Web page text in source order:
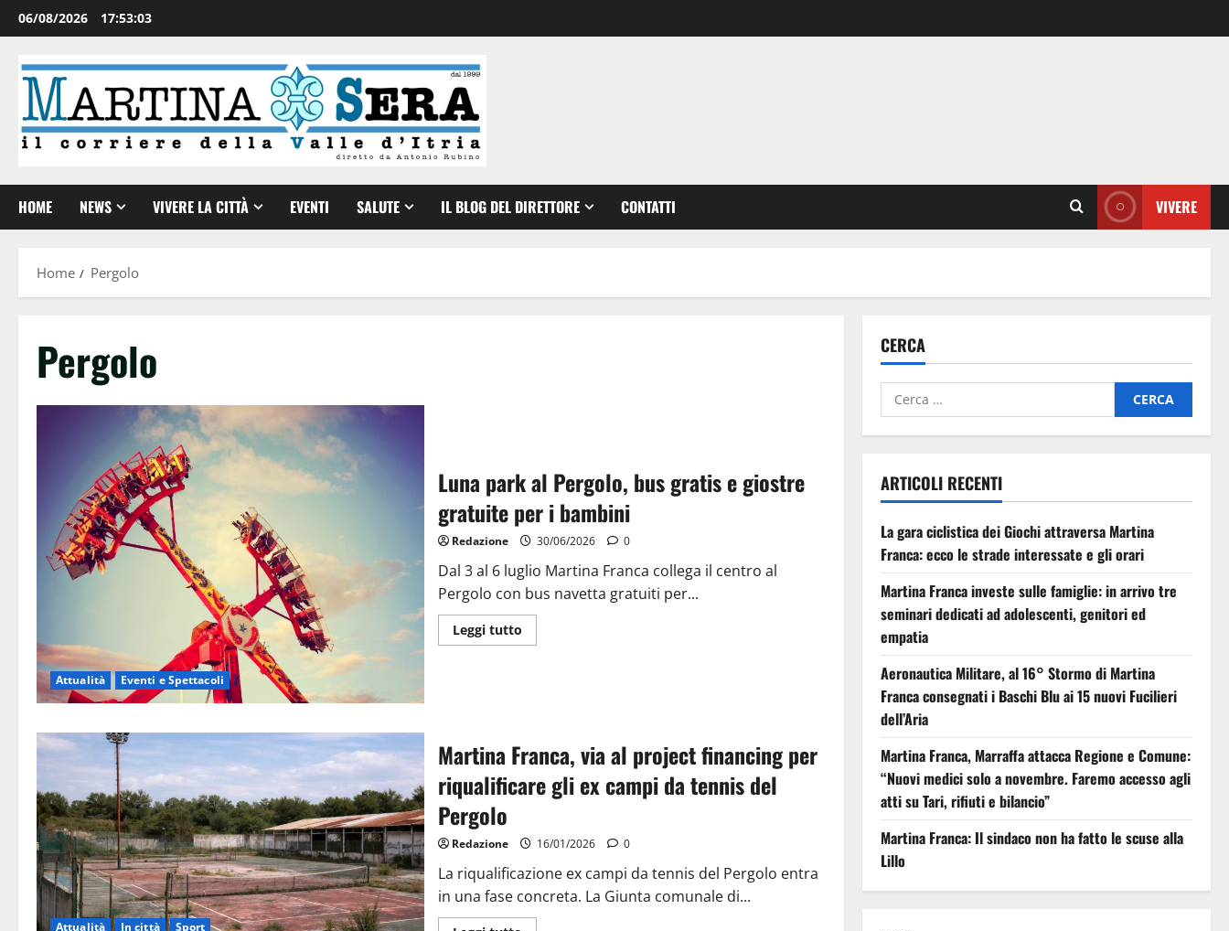
06/08/2026 17:53:04
HOME NEWS VIVERE LA CITTÀ EVENTI SALUTE IL BLOG DEL DIRETTORE CONTATTI VIVERE
Home Pergolo
Pergolo
Attualità Eventi e Spettacoli
Luna park al Pergolo, bus gratis e giostre
gratuite per i bambini
Redazione 30/06/2026 0
Dal 3 al 6 luglio Martina Franca collega il centro al
Pergolo con bus navetta gratuiti per...
Leggi tutto
Attualità In città Sport
Martina Franca, via al project financing per
riqualificare gli ex campi da tennis del
Pergolo
Redazione 16/01/2026 0
La riqualificazione ex campi da tennis del Pergolo entra
in una fase concreta. La Giunta comunale di...
CERCA
ARTICOLI RECENTI
La gara ciclistica dei Giochi attraversa Martina
Franca: ecco le strade interessate e gli orari
Martina Franca investe sulle famiglie: in arrivo tre
seminari dedicati ad adolescenti, genitori ed
empatia
Aeronautica Militare, al 16° Stormo di Martina
Franca consegnati i Baschi Blu ai 15 nuovi Fucilieri
dell’Aria
Martina Franca, Marraffa attacca Regione e Comune:
“Nuovi medici solo a novembre. Faremo accesso agli
atti su Tari, rifiuti e bilancio”
Martina Franca: Il sindaco non ha fatto le scuse alla
Lillo